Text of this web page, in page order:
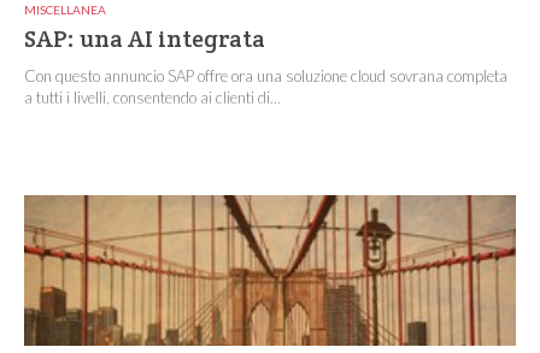
MISCELLANEA
SAP: una AI integrata
Con questo annuncio SAP offre ora una soluzione cloud sovrana completa
a tutti i livelli, consentendo ai clienti di...